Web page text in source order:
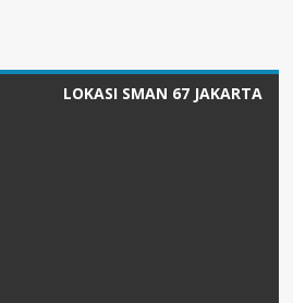
LOKASI SMAN 67 JAKARTA